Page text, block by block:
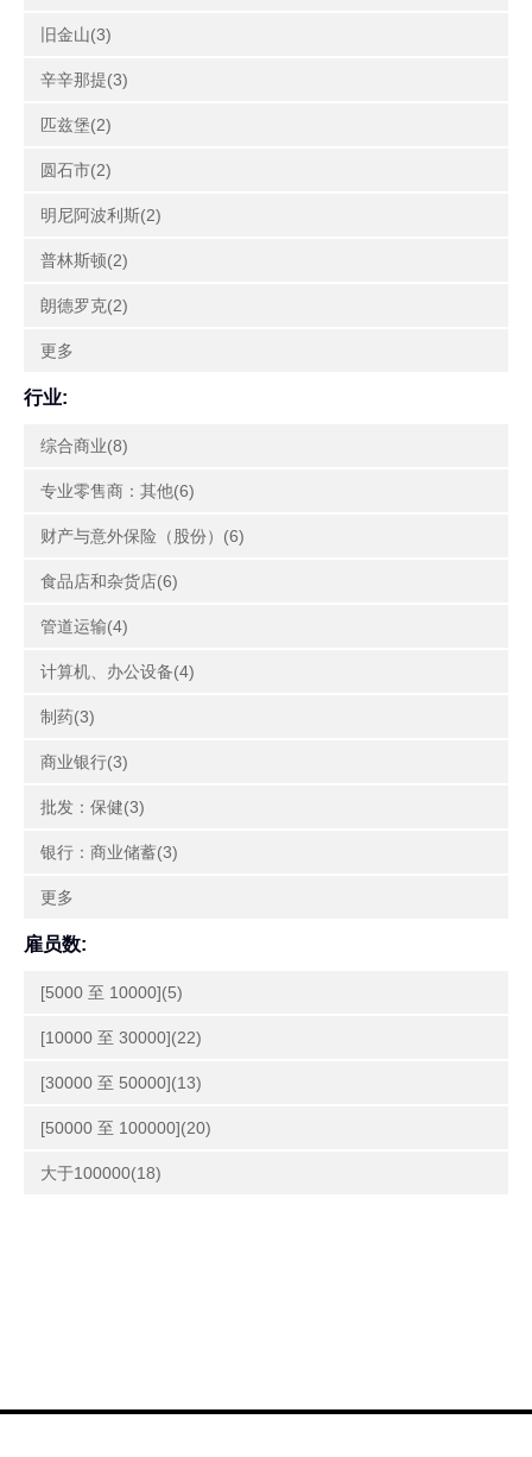
旧金山(3)
辛辛那提(3)
匹兹堡(2)
圆石市(2)
明尼阿波利斯(2)
普林斯顿(2)
朗德罗克(2)
更多
行业:
综合商业(8)
专业零售商：其他(6)
财产与意外保险（股份）(6)
食品店和杂货店(6)
管道运输(4)
计算机、办公设备(4)
制药(3)
商业银行(3)
批发：保健(3)
银行：商业储蓄(3)
更多
雇员数:
[5000 至 10000](5)
[10000 至 30000](22)
[30000 至 50000](13)
[50000 至 100000](20)
大于100000(18)